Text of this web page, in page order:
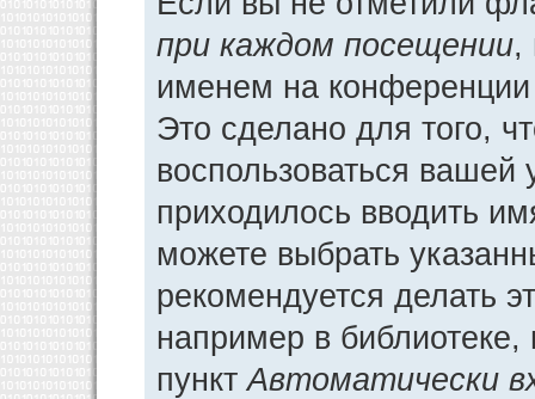
при каждом посещении,
именем на конференции
Это сделано для того,
воспользоваться
приходилось вводить
можете выбрать
рекомендуется делать
например в библиотеке,
пунктАвтоматически